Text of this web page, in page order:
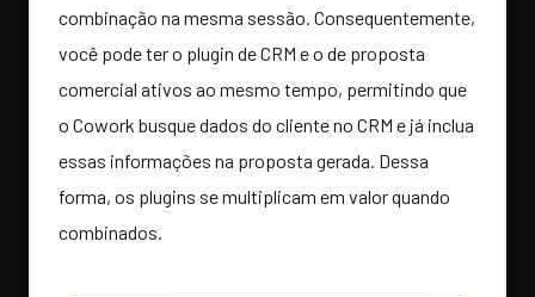
combinação na mesma sessão. Consequentemente,
você pode ter o plugin de CRM e o de proposta
comercial ativos ao mesmo tempo, permitindo que
o Cowork busque dados do cliente no CRM e já inclua
essas informações na proposta gerada. Dessa
forma, os plugins se multiplicam em valor quando
combinados.